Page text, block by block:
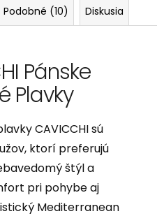
Podobné (10) Diskusia
Pánske
Plavky
CAVICCHI sú
ktorí preferujú
štýl a
pri pohybe aj
Mediterranean